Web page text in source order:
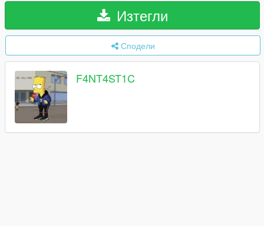
Изтегли
Сподели
F4NT4ST1C